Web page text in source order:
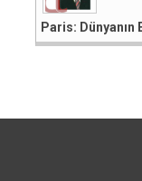
Paris: Dünyanın